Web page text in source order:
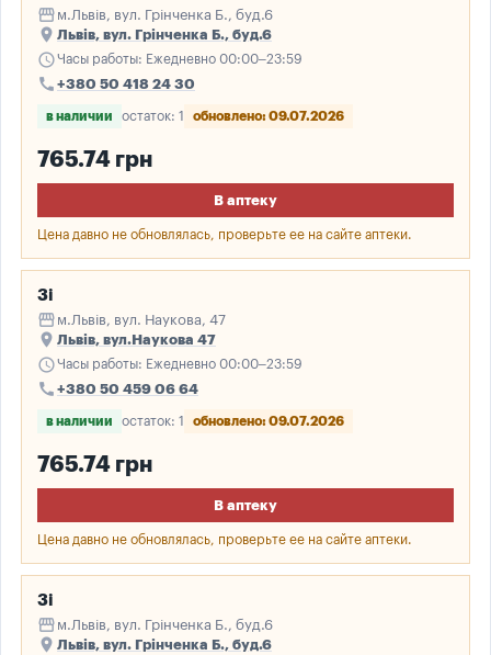
storefront м.Львів, вул. Грінченка Б., буд.6
place Львів, вул. Грінченка Б., буд.6
scheduleЧасы работы: Ежедневно 00:00–23:59
call +380 50 418 24 30
в наличии остаток: 1 обновлено: 09.07.2026
765.74 грн
В аптеку
Цена давно не обновлялась, проверьте ее на сайте аптеки.
3і
storefront м.Львів, вул. Наукова, 47
place Львів, вул.Наукова 47
scheduleЧасы работы: Ежедневно 00:00–23:59
call +380 50 459 06 64
в наличии остаток: 1 обновлено: 09.07.2026
765.74 грн
В аптеку
Цена давно не обновлялась, проверьте ее на сайте аптеки.
3і
storefront м.Львів, вул. Грінченка Б., буд.6
place Львів, вул. Грінченка Б., буд.6